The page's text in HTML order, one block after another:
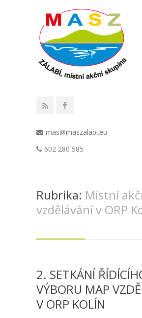
mas@maszalabi.eu
602 280 585
Rubrika: Místní
vzdělávání v ORP
2. SETKÁNÍ
VÝBORU MAP
V ORP KOLÍN